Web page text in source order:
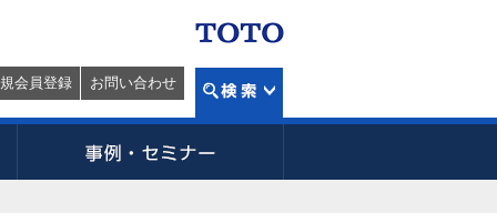
会員登録 お問い合わせ